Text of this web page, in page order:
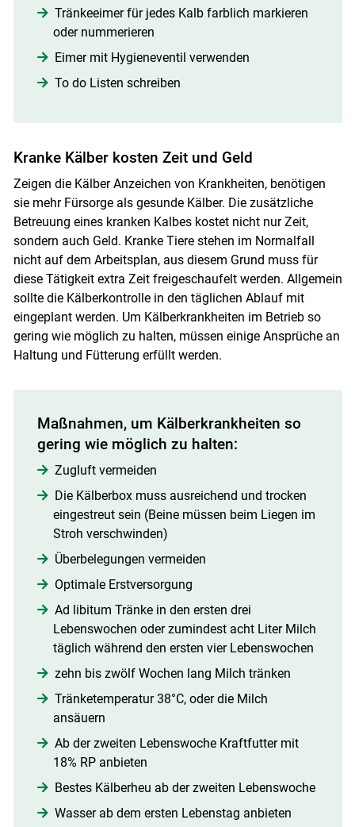
Tränkeeimer für jedes Kalb farblich markieren
oder nummerieren
Eimer mit Hygieneventil verwenden
To do Listen schreiben
Kranke Kälber kosten Zeit und Geld
Zeigen die Kälber Anzeichen von Krankheiten, benötigen
sie mehr Fürsorge als gesunde Kälber. Die zusätzliche
Betreuung eines kranken Kalbes kostet nicht nur Zeit,
sondern auch Geld. Kranke Tiere stehen im Normalfall
nicht auf dem Arbeitsplan, aus diesem Grund muss für
diese Tätigkeit extra Zeit freigeschaufelt werden. Allgemein
sollte die Kälberkontrolle in den täglichen Ablauf mit
eingeplant werden. Um Kälberkrankheiten im Betrieb so
gering wie möglich zu halten, müssen einige Ansprüche an
Haltung und Fütterung erfüllt werden.
Maßnahmen, um Kälberkrankheiten so
gering wie möglich zu halten:
Zugluft vermeiden
Die Kälberbox muss ausreichend und trocken
eingestreut sein (Beine müssen beim Liegen im
Stroh verschwinden)
Überbelegungen vermeiden
Optimale Erstversorgung
Ad libitum Tränke in den ersten drei
Lebenswochen oder zumindest acht Liter Milch
täglich während den ersten vier Lebenswochen
zehn bis zwölf Wochen lang Milch tränken
Tränketemperatur 38°C, oder die Milch
ansäuern
Ab der zweiten Lebenswoche Kraftfutter mit
18% RP anbieten
Bestes Kälberheu ab der zweiten Lebenswoche
Wasser ab dem ersten Lebenstag anbieten